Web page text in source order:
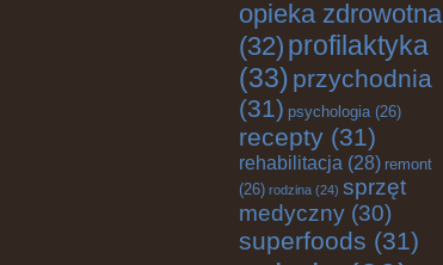
opieka zdrowotna
(32) profilaktyka
(33) przychodnia
(31) psychologia(26)
recepty (31)
rehabilitacja (28) remont
(26) rodzina (24) sprzęt
medyczny (30)
superfoods (31)